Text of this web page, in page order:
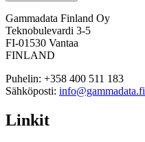
Gammadata Finland Oy
Teknobulevardi 3-5
FI-01530 Vantaa
FINLAND
Puhelin: +358 400 511 183
Sähköposti: info@gammadata.fi
Linkit